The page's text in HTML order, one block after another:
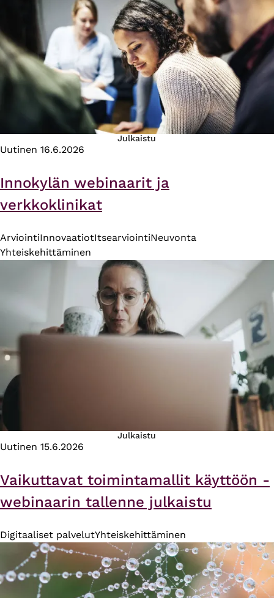
Julkaistu
Uutinen 16.6.2026
Innokylän webinaarit ja
verkkoklinikat
ArviointiInnovaatiotItsearviointiNeuvonta
Yhteiskehittäminen
Julkaistu
Uutinen 15.6.2026
Vaikuttavat toimintamallit käyttöön -
webinaarin tallenne julkaistu
Digitaaliset palvelutYhteiskehittäminen